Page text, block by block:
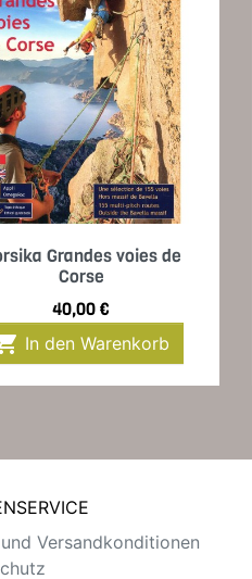
Vorschau
Grandes voies de
Corse
Preis
40,00 €
In den Warenkorb
Versandkonditionen